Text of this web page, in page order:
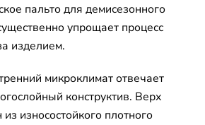
пальто для демисезонного
упрощает процесс
изделием.
микроклимат отвечает
конструктив. Верх
износостойкого плотного